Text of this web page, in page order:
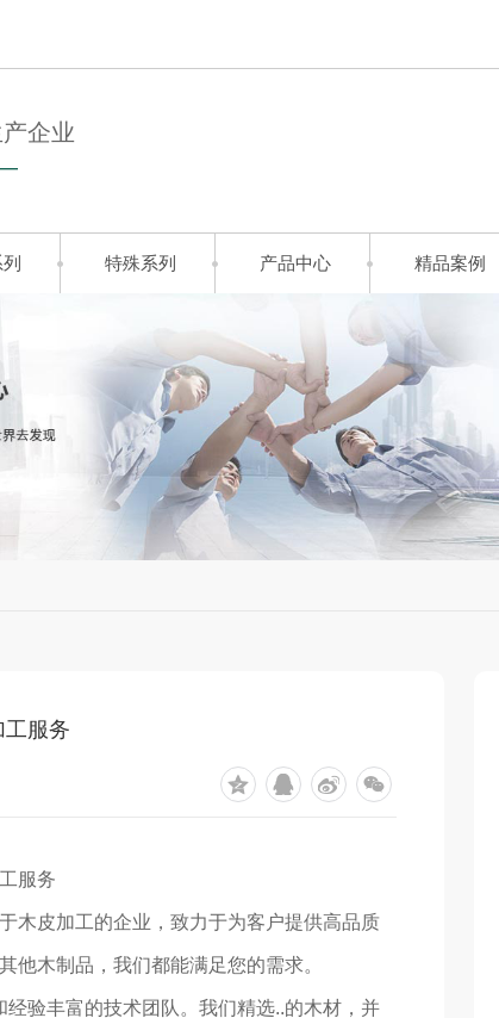
企业
特殊系列 产品中心 精品案例
服务
服务
木皮加工的企业，致力于为客户提供高品质
他木制品，我们都能满足您的需求。
验丰富的技术团队。我们精选..的木材，并